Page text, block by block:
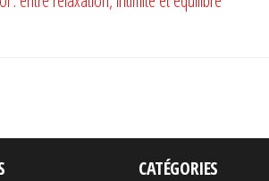
CATÉGORIES